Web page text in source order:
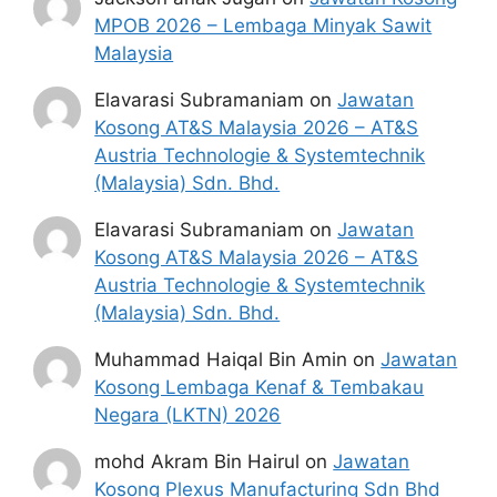
MPOB 2026 – Lembaga Minyak Sawit
Malaysia
Elavarasi Subramaniam onJawatan
Kosong AT&S Malaysia 2026 – AT&S
Austria Technologie & Systemtechnik
(Malaysia) Sdn. Bhd.
Elavarasi Subramaniam onJawatan
Kosong AT&S Malaysia 2026 – AT&S
Austria Technologie & Systemtechnik
(Malaysia) Sdn. Bhd.
Muhammad Haiqal Bin Amin onJawatan
Kosong Lembaga Kenaf & Tembakau
Negara (LKTN) 2026
mohd Akram Bin Hairul onJawatan
Kosong Plexus Manufacturing Sdn Bhd